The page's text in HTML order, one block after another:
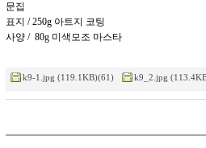
문집
표지 / 250g 아트지 코팅
사양 / 80g 미색모조 마스타
k9-1.jpg (119.1KB)(61) k9_2.jpg